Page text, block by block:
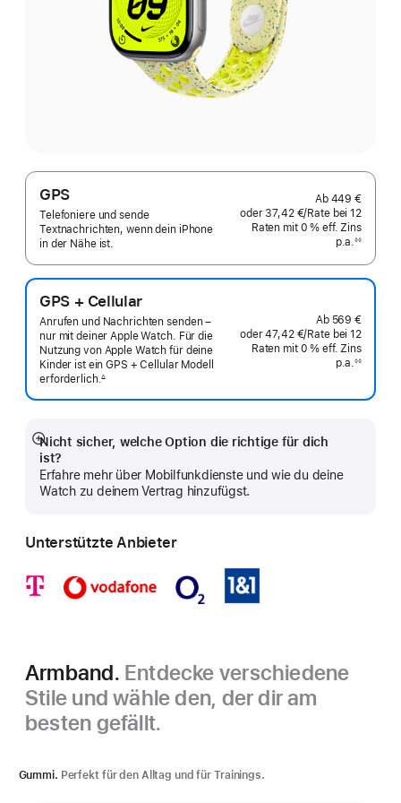
GPS
Telefoniere und sende
Textnachrichten, wenn dein iPhone
in der Nähe ist.
Ab 449 €
oder 37,42 €/Rate pro
Rate
bei 12
Raten Raten
mit 0 % eff. Zins
p.a.eff.
Zins p.a.
◊◊
GPS + Cellular
Anrufen und Nachrichten senden –
nur mit deiner Apple Watch. Für die
Nutzung von Apple Watch für deine
Kinder ist ein GPS + Cellular Modell
erforderlich.∆
Ab 569 €
oder47,42 €/Rate pro
Rate
bei 12
Raten Raten
mit 0 % eff. Zins
p.a.eff.
◊◊
Nicht sicher, welche Option die richtige für dich
ist?
Erfahre mehr über Mobilfunkdienste und wie du deine
Watch zu deinem Vertrag hinzufügst.
Mehr
anzeigen
Unterstützte Anbieter
Armband. Entdecke verschiedene
Stile und wähle den, der dir am
besten gefällt.
Gummi. Perfekt für den Alltag und für Trainings.